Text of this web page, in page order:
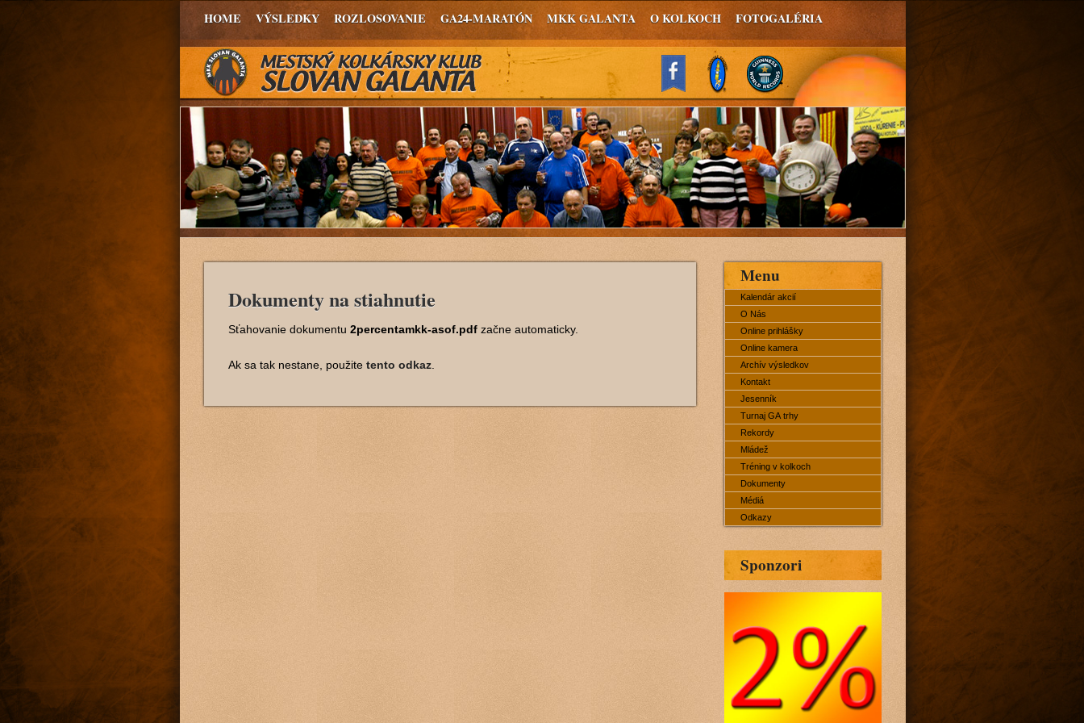
HOME VÝSLEDKY ROZLOSOVANIE GA24-MARATÓN MKK GALANTA O KOLKOCH FOTOGALÉRIA
Dokumenty na stiahnutie
Sťahovanie dokumentu 2percentamkk-asof.pdf začne automaticky.
Ak sa tak nestane, použite tento odkaz
Menu
Kalendár akcií
O Nás
Online prihlášky
Online kamera
Archív výsledkov
Kontakt
Jesenník
Turnaj GA trhy
Rekordy
Mládež
Tréning v kolkoch
Dokumenty
Médiá
Odkazy
Sponzori